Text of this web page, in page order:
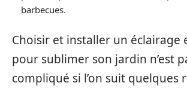
barbecues.
Choisir et installer un éclairage
pour sublimer son jardin n’est
compliqué si l’on suit quelques